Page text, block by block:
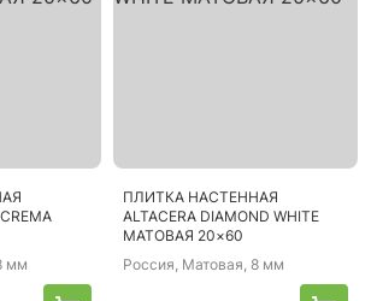
мм
ПЛИТКА НАСТЕННАЯ
ALTACERA DIAMOND WHITE
МАТОВАЯ 20×60
Россия, Матовая, 8 мм